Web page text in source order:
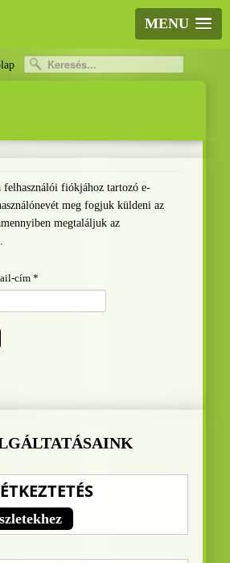
MENU
fiókjához tartozó e-
meg fogjuk küldeni az
megtaláljuk az
cím*